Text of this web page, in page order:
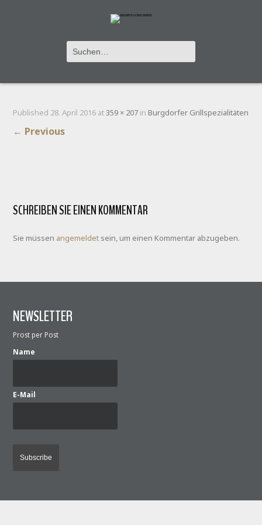
AEMMEGRILL
Published 28. April 2016 at359 × 207 in Burgdorfer Grillspezialitäten
← Previous
SCHREIBEN SIE EINEN KOMMENTAR
Sie müssen angemeldet sein, um einen Kommentar abzugeben.
NEWSLETTER
Prost per Post
Name
E-Mail